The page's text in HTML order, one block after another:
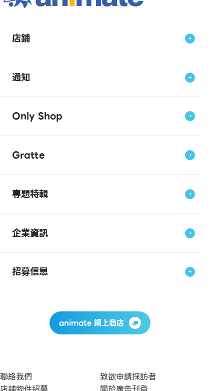
店鋪
通知
Only Shop
Gratte
專題特輯
企業資訊
招募信息
animate 網上商店
聯絡我們
致欲申請採訪者